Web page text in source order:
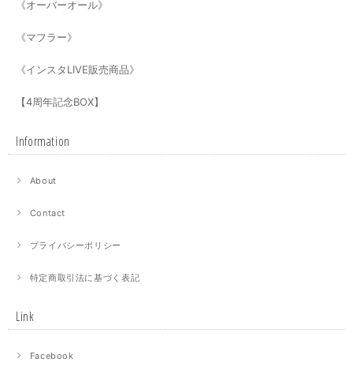
《オーバーオール》
《マフラー》
《インスタLIVE販売商品》
【4周年記念BOX】
Information
About
Contact
プライバシーポリシー
特定商取引法に基づく表記
Link
Facebook